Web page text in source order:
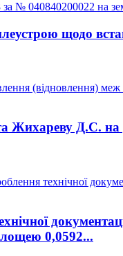
№ 040840200022 на
щодо
(відновлення) меж
Д.С. на
технічної
0,0592...